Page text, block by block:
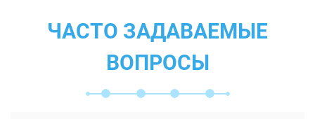
ЧАСТО ЗАДАВАЕМЫЕ
ВОПРОСЫ